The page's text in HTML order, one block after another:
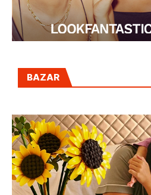
BAZAR